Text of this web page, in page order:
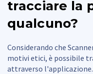
tracciare la
qualcuno?
Considerando che
motivi etici, è possibile
attraverso l'applicazione.